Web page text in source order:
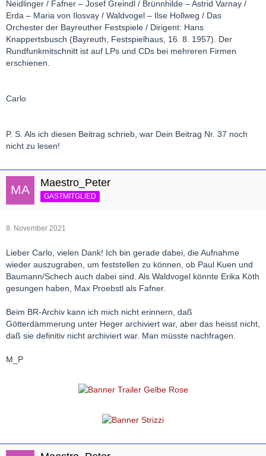
Neidlinger / Fafner – Josef Greindl / Brünnhilde – Astrid Varnay /
Erda – Maria von Ilosvay / Waldvogel – Ilse Hollweg / Das
Orchester der Bayreuther Festspiele / Dirigent: Hans
Knappertsbusch (Bayreuth, Festspielhaus, 16. 8. 1957). Der
Rundfunkmitschnitt ist auf LPs und CDs bei mehreren Firmen
erschienen.
Carlo
P. S. Als ich diesen Beitrag schrieb, war Dein Beitrag Nr. 37 noch
nicht zu lesen!
Maestro_Peter
GASTMITGLIED
8. November 2021
Lieber Carlo, vielen Dank! Ich bin gerade dabei, die Aufnahme
wieder auszugraben, um feststellen zu können, ob Paul Kuen und
Baumann/Schech auch dabei sind. Als Waldvogel könnte Erika Köth
gesungen haben, Max Proebstl als Fafner.
Beim BR-Archiv kann ich mich nicht erinnern, daß
Götterdämmerung unter Heger archiviert war, aber das heisst nicht,
daß sie definitiv nicht archiviert war. Man müsste nachfragen.
M_P